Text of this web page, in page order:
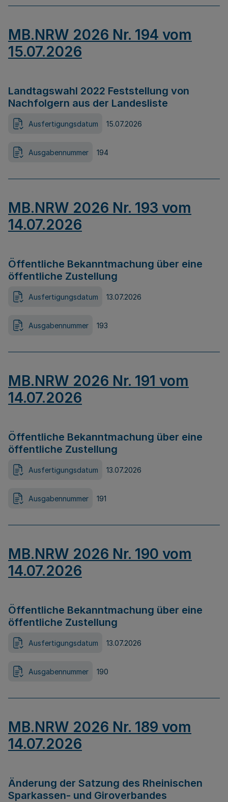
MB.NRW 2026 Nr. 194 vom
15.07.2026
Landtagswahl 2022 Feststellung von
Nachfolgern aus der Landesliste
Ausfertigungsdatum 15.07.2026
Ausgabennummer 194
MB.NRW 2026 Nr. 193 vom
14.07.2026
Öffentliche Bekanntmachung über eine
öffentliche Zustellung
Ausfertigungsdatum 13.07.2026
Ausgabennummer 193
MB.NRW 2026 Nr. 191 vom
14.07.2026
Öffentliche Bekanntmachung über eine
öffentliche Zustellung
Ausfertigungsdatum 13.07.2026
Ausgabennummer 191
MB.NRW 2026 Nr. 190 vom
14.07.2026
Öffentliche Bekanntmachung über eine
öffentliche Zustellung
Ausfertigungsdatum 13.07.2026
Ausgabennummer 190
MB.NRW 2026 Nr. 189 vom
14.07.2026
Änderung der Satzung des Rheinischen
Sparkassen- und Giroverbandes